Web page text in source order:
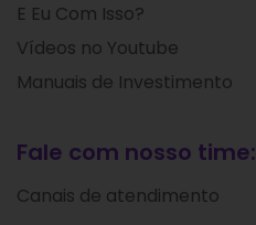
E Eu Com Isso?
Vídeos no Youtube
Manuais de Investimento
Fale com nosso time:
Canais de atendimento